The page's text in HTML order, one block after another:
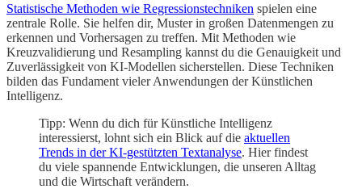
Statistische Methoden wie Regressionstechniken spielen eine
zentrale Rolle. Sie helfen dir, Muster in großen Datenmengen zu
erkennen und Vorhersagen zu treffen. Mit Methoden wie
Kreuzvalidierung und Resampling kannst du die Genauigkeit und
Zuverlässigkeit von KI-Modellen sicherstellen. Diese Techniken
bilden das Fundament vieler Anwendungen der Künstlichen
Intelligenz.
Tipp: Wenn du dich für Künstliche Intelligenz
interessierst, lohnt sich ein Blick auf die aktuellen
Trends in der KI-gestützten Textanalyse. Hier findest
du viele spannende Entwicklungen, die unseren Alltag
und die Wirtschaft verändern.